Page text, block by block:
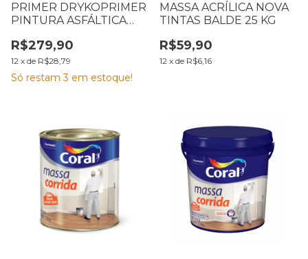
PRIMER DRYKOPRIMER
PINTURA ASFÁLTICA
BASE ÁGUA 18 L
R$279,90
12 x de R$28,79
Só restam3 em estoque!
MASSA ACRÍLICA NOVA
TINTAS BALDE 25 KG
R$59,90
12 x de R$6,16